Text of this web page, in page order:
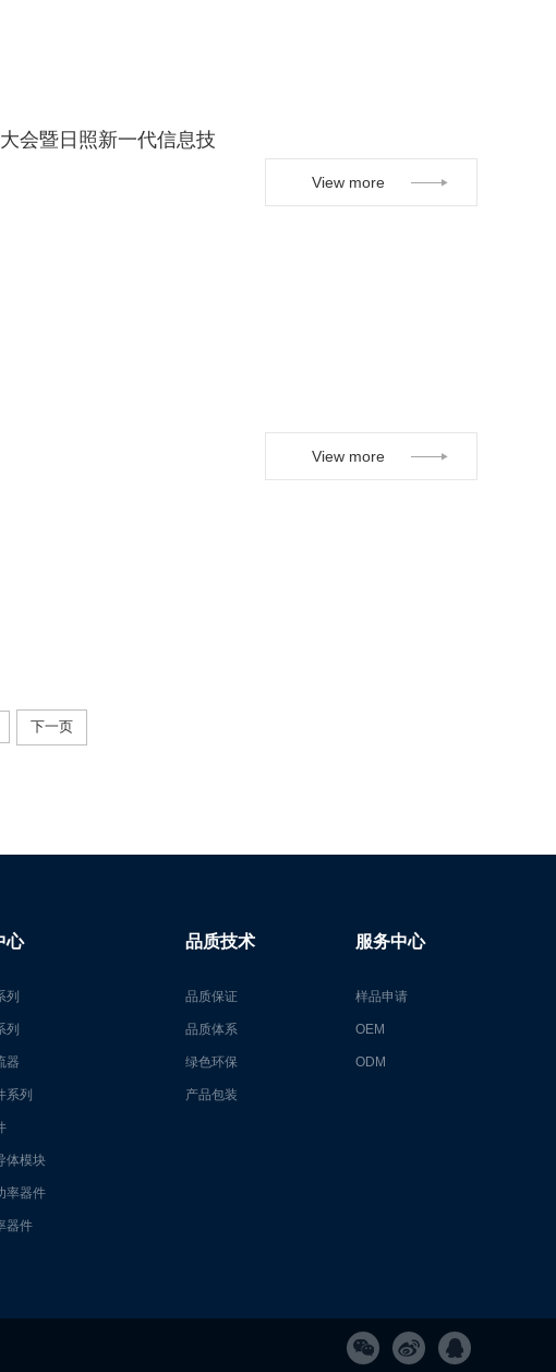
会暨日照新一代信息技
View more
View more
下一页
心
列
列
器
系列
体模块
率器件
器件
品质技术
品质保证
品质体系
绿色环保
产品包装
服务中心
样品申请
OEM
ODM